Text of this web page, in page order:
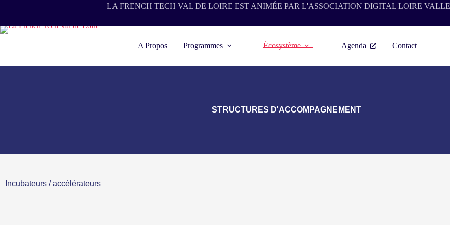
LA FRENCH TECH VAL DE LOIRE EST ANIMÉE PAR L'ASSOCIATION DIGITAL LOIRE
A Propos Programmes Écosystème Agenda Contact
STRUCTURES D'ACCOMPAGNEMENT
Incubateurs / accélérateurs